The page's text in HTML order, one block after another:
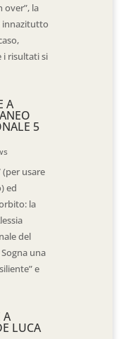
over”, la
innazitutto
i risultati si
A
5
(per usare
ed
la
del
una
e
A
LUCA